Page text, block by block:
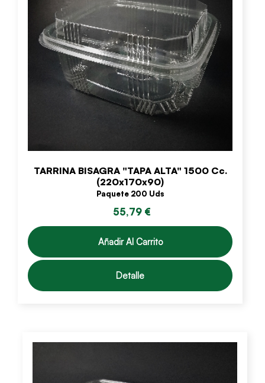
TARRINA BISAGRA "TAPA ALTA" 1500 Cc.
(220x170x90)
Paquete 200 Uds
55,79 €
Añadir Al Carrito
Detalle